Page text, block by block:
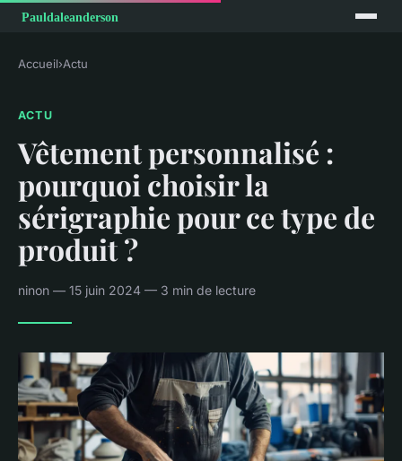
Accueil›Actu
ACTU
Vêtement personnalisé :
pourquoi choisir la
sérigraphie pour ce type de
produit ?
ninon — 15 juin 2024 — 3 min de lecture